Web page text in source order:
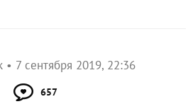
7 сентября 2019, 22:36
657